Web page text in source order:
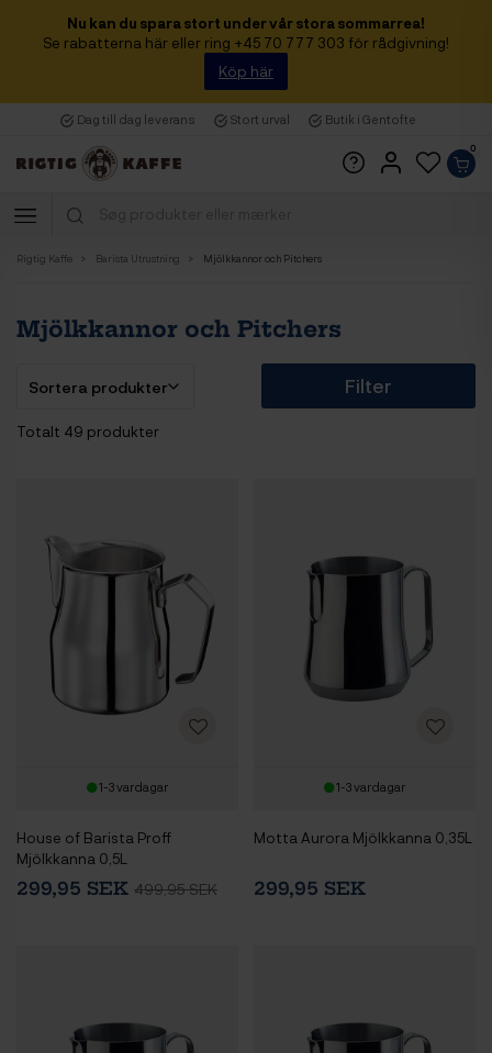
Nu kan du spara stort under vår stora sommarrea!
Se rabatterna här eller ring +45 70 777 303 för rådgivning!
Köp här
Dag till dag leverans Stort urval Butik i Gentofte
0
Rigtig Kaffe Barista Utrustning Mjölkkannor och Pitchers
Mjölkkannor och Pitchers
Totalt 49 produkter
Filter
1-3 vardagar
House of Barista Proff
Mjölkkanna 0,5L
299,95 SEK 499,95 SEK
1-3 vardagar
Motta Aurora Mjölkkanna 0,35L
299,95 SEK